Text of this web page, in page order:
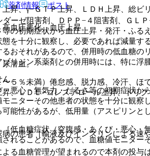
ゼ阻害剤、ＤＰＰ−４阻害剤、ＧＬ
の初期症状から血圧上昇・発汗・ふ
を十分に観察し、必要であれば減量
おそれがあるので、併用時の低血糖
リジン系薬剤との併用時には、特に
心・無気力・だるさ等の初期症状か
ニターその他患者の状態を十分に観
能性があるが、低用量（アスピリンと
低血糖症状（空腹感・あくび・悪心
れることがあるので、血糖値モニタ
、γ−ＧＴＰ上昇、ＬＤＨ上昇、総ビ
血圧悪化、血圧上昇。
潜血。
％未満）倦怠感、脱力感、冷汗、ほ
、ＬＤＬ−コレステロール上昇、トリ
の患者［輸液及びインスリンによる速
血糖管理が望まれるので本剤の投与は
薬剤情報 ポスト
。